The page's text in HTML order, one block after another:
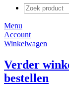
Menu
Account
Winkelwagen
Verder
bestellen